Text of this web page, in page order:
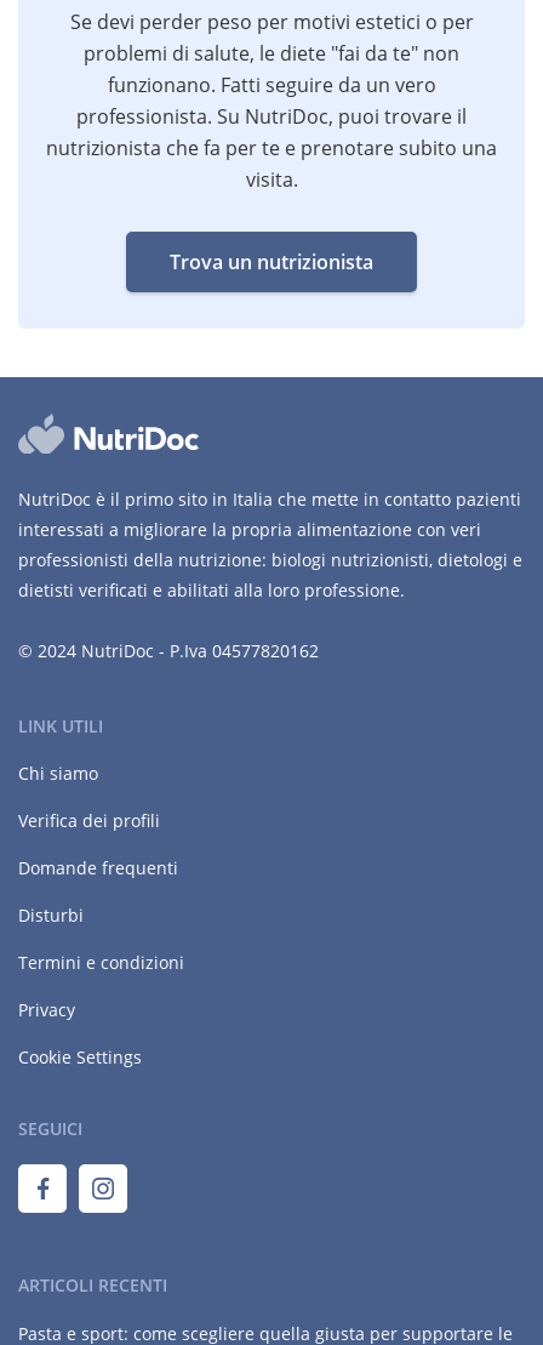
Se devi perder peso per motivi estetici o per
problemi di salute, le diete "fai da te" non
funzionano. Fatti seguire da un vero
professionista. Su NutriDoc, puoi trovare il
nutrizionista che fa per te e prenotare subito una
visita.
Trova un nutrizionista
NutriDoc è il primo sito in Italia che mette in contatto pazienti
interessati a migliorare la propria alimentazione con veri
professionisti della nutrizione: biologi nutrizionisti, dietologi e
dietisti verificati e abilitati alla loro professione.
© 2024 NutriDoc - P.Iva 04577820162
LINK UTILI
Chi siamo
Verifica dei profili
Domande frequenti
Disturbi
Termini e condizioni
Privacy
Cookie Settings
SEGUICI
ARTICOLI RECENTI
Pasta e sport: come scegliere quella giusta per supportare le